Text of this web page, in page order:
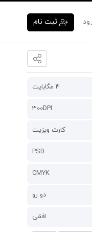
ثبت نام
4 مگابایت
300DPI
کارت ویزیت
PSD
CMYK
دو رو
افقی